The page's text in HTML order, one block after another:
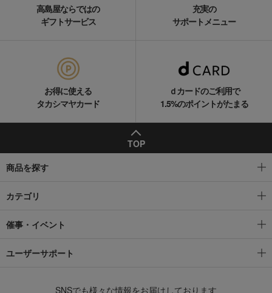
高島屋ならではの
ギフトサービス
充実の
サポートメニュー
お得に使える
タカシマヤカード
ｄカードのご利用で
1.5%のポイントがたまる
TOP
商品を探す
カテゴリ
催事・イベント
ユーザーサポート
SNSでも様々な情報をお届けしております